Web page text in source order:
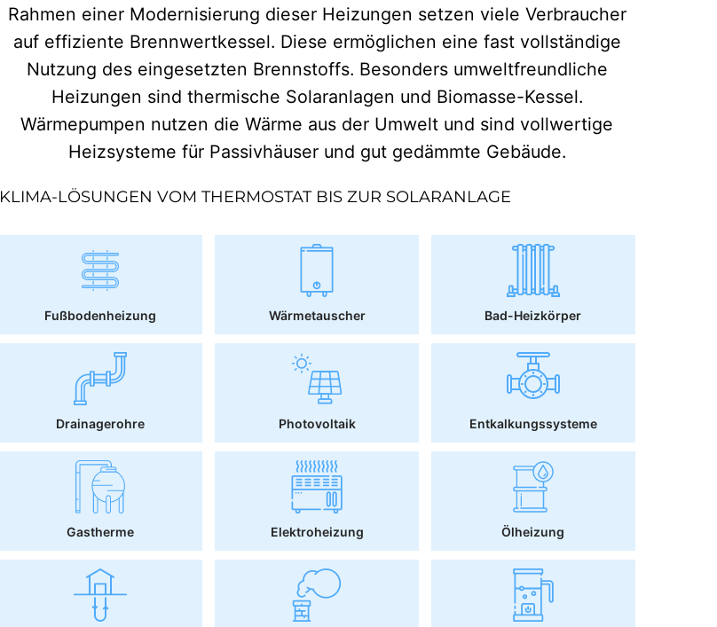
Rahmen einer Modernisierung dieser Heizungen setzen viele Verbraucher
auf effiziente Brennwertkessel. Diese ermöglichen eine fast vollständige
Nutzung des eingesetzten Brennstoffs. Besonders umweltfreundliche
Heizungen sind thermische Solaranlagen und Biomasse-Kessel.
Wärmepumpen nutzen die Wärme aus der Umwelt und sind vollwertige
Heizsysteme für Passivhäuser und gut gedämmte Gebäude.
KLIMA-LÖSUNGEN VOM THERMOSTAT BIS ZUR SOLARANLAGE
Fußbodenheizung Wärmetauscher Bad-Heizkörper
Drainagerohre Photovoltaik Entkalkungssysteme
Gastherme Elektroheizung Ölheizung